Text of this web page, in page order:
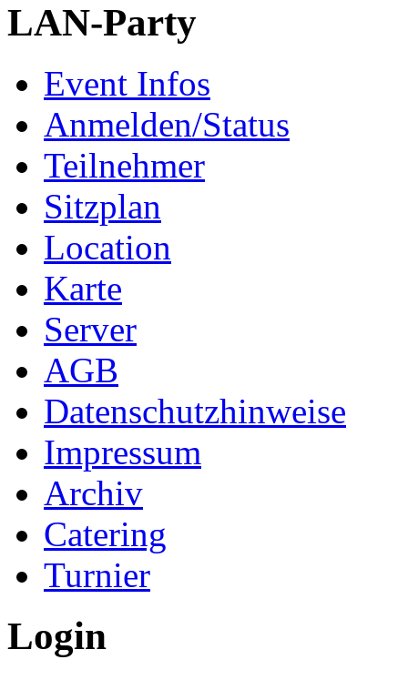
LAN-Party
Event Infos
Anmelden/Status
Teilnehmer
Sitzplan
Location
Karte
Server
AGB
Datenschutzhinweise
Impressum
Archiv
Catering
Turnier
Login